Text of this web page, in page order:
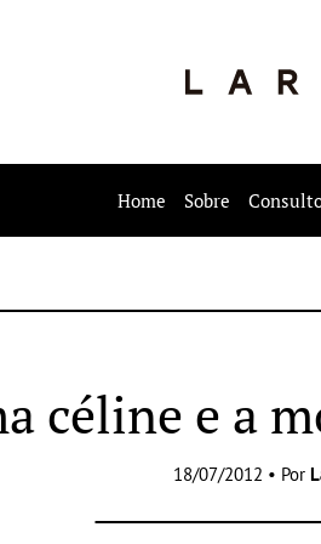
Home Sobre
céline e a
18/07/2012 • Por